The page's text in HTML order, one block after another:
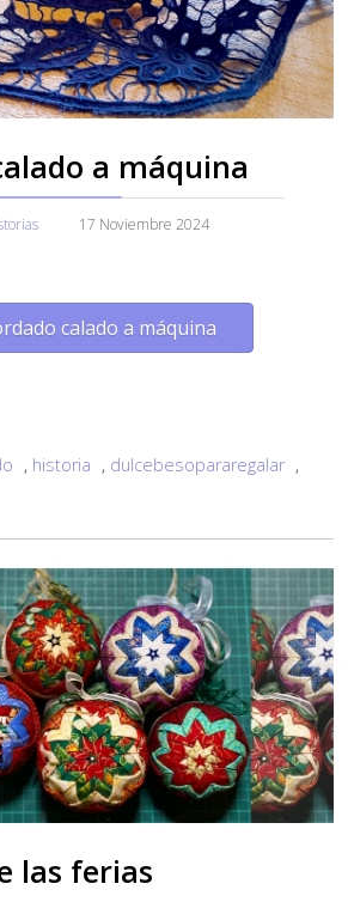
a máquina
17 Noviembre 2024
calado a máquina
, historia , dulcebesopararegalar ,
las ferias